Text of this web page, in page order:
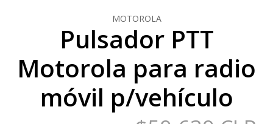
MOTOROLA
Pulsador PTT
Motorola para radio
móvil p/vehículo